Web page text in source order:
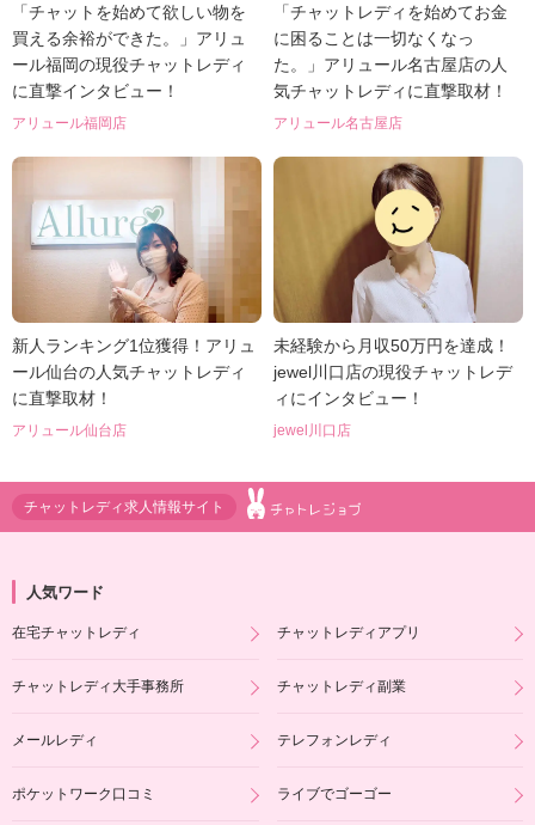
「チャットを始めて欲しい物を
買える余裕ができた。」アリュ
ール福岡の現役チャットレディ
に直撃インタビュー！
アリュール福岡店
「チャットレディを始めてお金
に困ることは一切なくなっ
た。」アリュール名古屋店の人
気チャットレディに直撃取材！
アリュール名古屋店
新人ランキング1位獲得！アリュ
ール仙台の人気チャットレディ
に直撃取材！
アリュール仙台店
未経験から月収50万円を達成！
jewel川口店の現役チャットレデ
ィにインタビュー！
jewel川口店
チャットレディ求人情報サイト
人気ワード
在宅チャットレディ チャットレディアプリ
チャットレディ大手事務所 チャットレディ副業
メールレディ テレフォンレディ
ポケットワーク口コミ ライブでゴーゴー